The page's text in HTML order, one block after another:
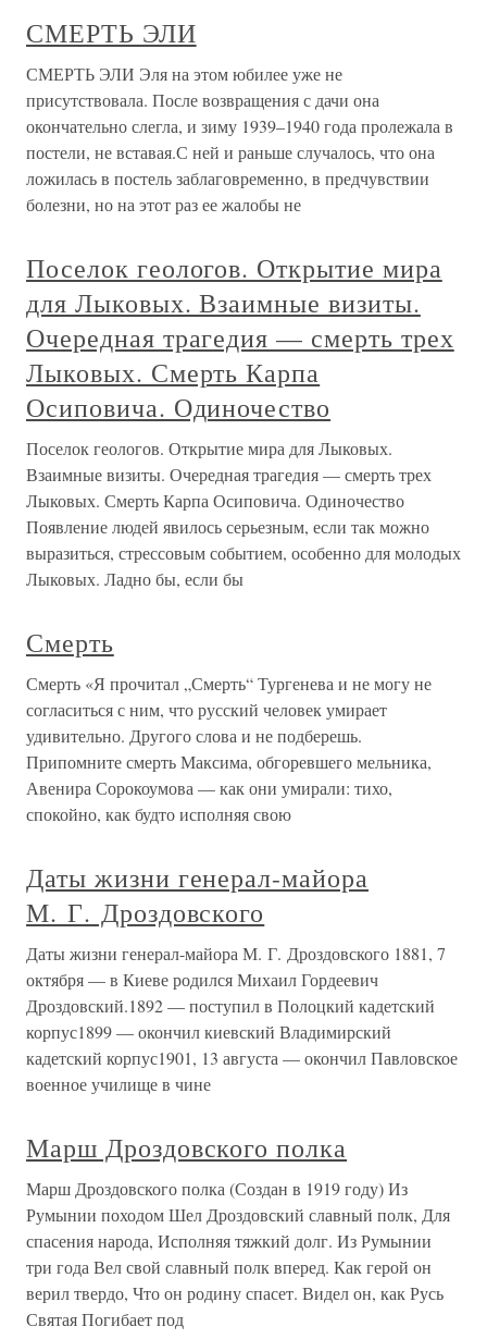
СМЕРТЬ ЭЛИ
СМЕРТЬ ЭЛИ Эля на этом юбилее уже не
присутствовала. После возвращения с дачи она
окончательно слегла, и зиму 1939–1940 года пролежала в
постели, не вставая.С ней и раньше случалось, что она
ложилась в постель заблаговременно, в предчувствии
болезни, но на этот раз ее жалобы не
Поселок геологов. Открытие мира
для Лыковых. Взаимные визиты.
Очередная трагедия — смерть трех
Лыковых. Смерть Карпа
Осиповича. Одиночество
Поселок геологов. Открытие мира для Лыковых.
Взаимные визиты. Очередная трагедия — смерть трех
Лыковых. Смерть Карпа Осиповича. Одиночество
Появление людей явилось серьезным, если так можно
выразиться, стрессовым событием, особенно для молодых
Лыковых. Ладно бы, если бы
Смерть
Смерть «Я прочитал „Смерть“ Тургенева и не могу не
согласиться с ним, что русский человек умирает
удивительно. Другого слова и не подберешь.
Припомните смерть Максима, обгоревшего мельника,
Авенира Сорокоумова — как они умирали: тихо,
спокойно, как будто исполняя свою
Даты жизни генерал-майора
М. Г. Дроздовского
Даты жизни генерал-майора М. Г. Дроздовского 1881, 7
октября — в Киеве родился Михаил Гордеевич
Дроздовский.1892 — поступил в Полоцкий кадетский
корпус1899 — окончил киевский Владимирский
кадетский корпус1901, 13 августа — окончил Павловское
военное училище в чине
Марш Дроздовского полка
Марш Дроздовского полка (Создан в 1919 году) Из
Румынии походом Шел Дроздовский славный полк, Для
спасения народа, Исполняя тяжкий долг. Из Румынии
три года Вел свой славный полк вперед. Как герой он
верил твердо, Что он родину спасет. Видел он, как Русь
Святая Погибает под